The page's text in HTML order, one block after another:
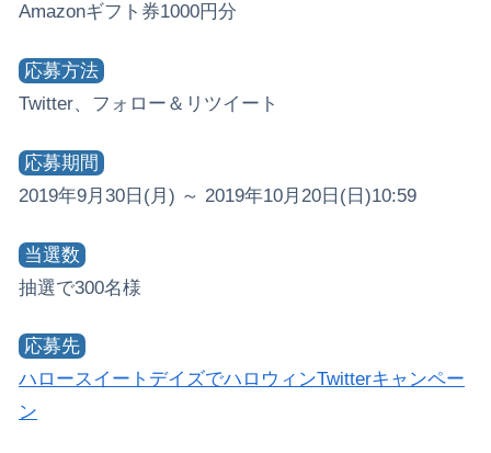
Amazonギフト券1000円分
応募方法
Twitter、フォロー＆リツイート
応募期間
2019年9月30日(月) ～ 2019年10月20日(日)10:59
当選数
抽選で300名様
応募先
ハロースイートデイズでハロウィンTwitterキャンペー
ン